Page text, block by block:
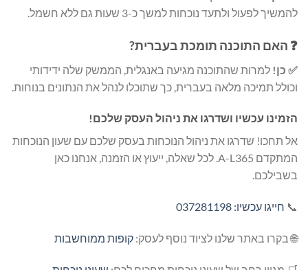
להמשיך לפעול ולתעד נוכחות למשך כ-3 שעות גם ללא חשמל.
❓ האם התוכנה תומכת בעברית?
✅ כן! למרות שהתוכנה מגיעה באנגלית, הממשק שלה ידידותי
וכולל תמיכה מלאה בעברית, כך שתוכלו לנהל את הנתונים בנוחות.
הזמינו עכשיו ושדרגו את ניהול העסק שלכם!
אל תחכו! שדרגו את ניהול הנוכחות בעסק שלכם עם שעון הנוכחות
המתקדם A-L365. לכל שאלה, ייעוץ או הזמנה, אנחנו כאן
בשבילכם.
📞 חייגו עכשיו: 037281198
🌐 בקרו באתר שלנו לציוד נוסף לעסק: קופות ממוחשבות